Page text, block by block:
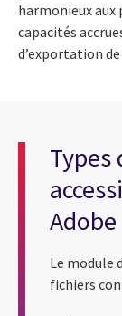
harmonieux aux
capacités
d’exportation
Types
Adobe
Le module
fichiers